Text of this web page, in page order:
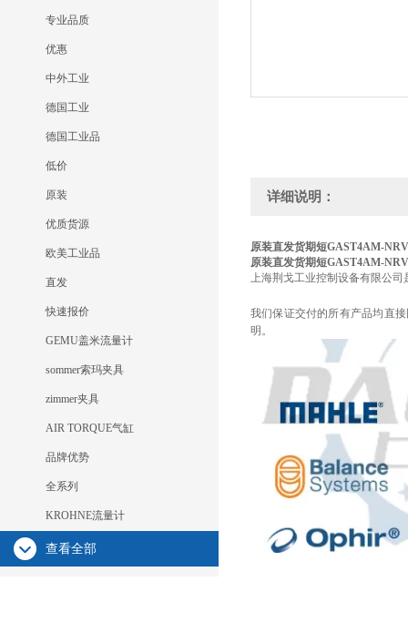
专业品质
优惠
中外工业
德国工业
德国工业品
低价
原装
优质货源
欧美工业品
直发
快速报价
GEMU盖米流量计
sommer索玛夹具
zimmer夹具
AIR TORQUE气缸
品牌优势
全系列
KROHNE流量计
查看全部
详细说明：
原装直发货期短GAST4AM-
原装直发货期短GAST4AM-
上海荆戈工业控制设备有限公
我们保证交付的所有产品均直
明。